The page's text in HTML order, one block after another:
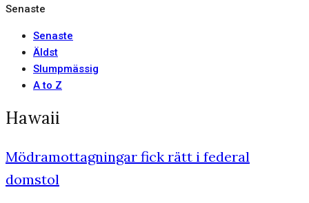
Senaste
Senaste
Äldst
Slumpmässig
A to Z
Hawaii
Mödramottagningar fick rätt i federal
domstol